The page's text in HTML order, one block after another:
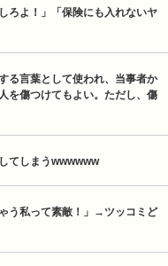
ろよ！」「保険にも入れないヤ
る言葉として使われ、当事者か
を傷つけてもよい。ただし、傷
てしまうwwwwww
う私って素敵！」→ツッコミど